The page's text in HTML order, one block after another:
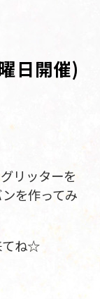
日開催)
リッターを
を作ってみ
てね☆